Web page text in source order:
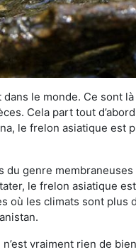
le monde. Ce sont
Cela part tout
le frelon asiatique est
du genre
le frelon asiatique
où les climats sont
n’est vraiment rien de